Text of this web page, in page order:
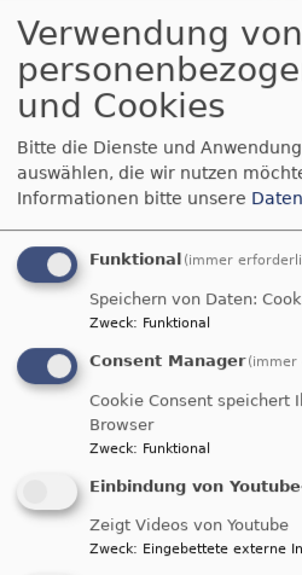
Breadcrumb
Startseite Gut miteinander
für Gesundheit AGIL
Training für
steht für
Erhaltung der Gesundheit
Gesundheit und
Lehrer zu sein ist kein
zunehmend mit erheblichen
verbunden. Die Folge: Viele
Lehrer leiden unter
Verwendung von
und Cookies
Bitte die Dienste und
auswählen, die wir nutzen
Informationen bitte unsere
Funktional (immer
Speichern von Daten:
Zweck: Funktional
Consent Manager (immer
Cookie Consent speichert
Browser
Zweck: Funktional
Einbindung von
Zeigt Videos von Youtube
Zweck: Eingebettete externe